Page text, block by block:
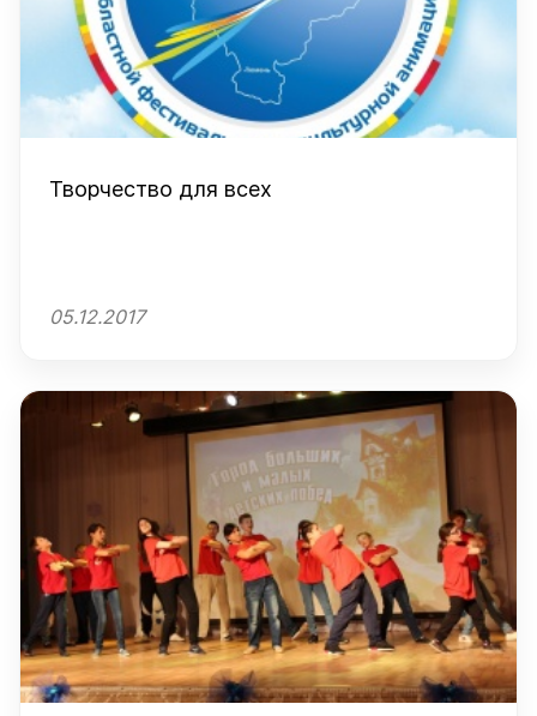
Творчество для всех
05.12.2017